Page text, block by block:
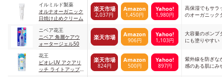
イルミルド製薬
オルナオーガニック
日焼け止めクリーム
楽天市場
2,037円
Amazon
1,450円
Yahoo!
1,980円
高保湿でもサラ
のオーガニック
ニベア花王
ニベア 角層ケアウ
ォータージェル50
楽天市場 Amazon
906円
Yahoo!
1,103円
大容量のポンプ
にも塗りやすい
花王
ビオレUV アクアリ
ッチ ライトアップ
楽天市場
824円
Amazon
500円
Yahoo!
897円
紫外線を防ぎな
感のある肌にみ